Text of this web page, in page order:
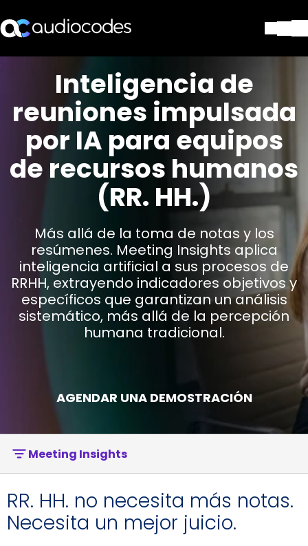
Productos y Aplicaciones
Partners
Servicios y Soporte Técnico
Empresa
Blog
Biblioteca
Stay in the loop
SUSCRÍBASE A NUESTRO BOLETÍN
Inteligencia de
reuniones impulsada
por IA para equipos
de recursos humanos
(RR. HH.)
Más allá de la toma de notas y los
resúmenes. Meeting Insights aplica
inteligencia artificial a sus procesos de
RRHH, extrayendo indicadores objetivos y
específicos que garantizan un análisis
sistemático, más allá de la percepción
humana tradicional.
AGENDAR UNA DEMOSTRACIÓN
Meeting Insights
RR. HH. no necesita más notas.
Necesita un mejor juicio.